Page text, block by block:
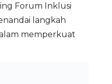
Forum Inklusi
langkah
memperkuat